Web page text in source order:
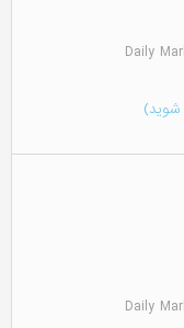
شوید)